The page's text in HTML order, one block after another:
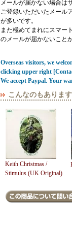
メールが届かない場合は
ご登録いただいたメール
が多いです。
また極めてまれにスマー
のメールが届かないこと
Overseas visitors, we
clicking upper right
We accept Paypal. Your
こんなのもありま
Keith Christmas /
Stimulus (UK Original)